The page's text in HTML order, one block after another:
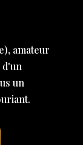
amateur
d'un
un